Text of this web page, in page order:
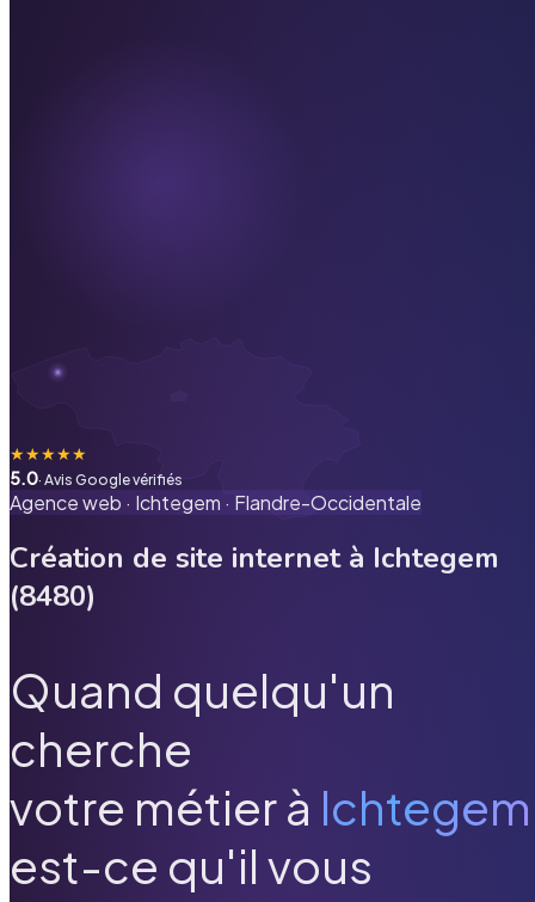
★★★★★
5.0· Avis Google vérifiés
Agence web · Ichtegem · Flandre-Occidentale
Création de site internet à Ichtegem
(8480)
Quand quelqu'un
cherche
votre métier à Ichtegem
est-ce qu'il vous